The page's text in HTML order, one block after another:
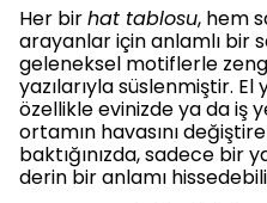
Her birhat tablosu, hem
arayanlar için anlamlı bir
geleneksel motiflerle
yazılarıyla süslenmiştir.
özellikle evinizde ya da iş
ortamın havasını
baktığınızda, sadece bir
derin bir anlamı